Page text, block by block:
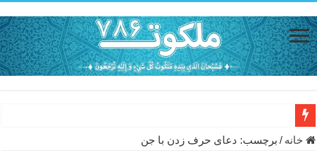
دعای حفظ جان خانواده از بلا در سفر – دعای دفع بلا در قرآن
خانه / برچسب: دعای حرف زدن با جن